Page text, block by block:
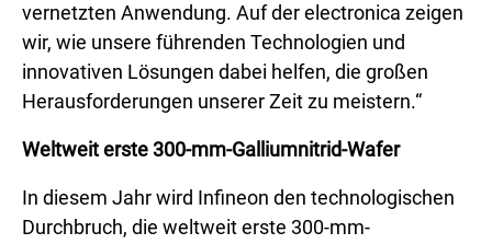
vernetzten Anwendung. Auf der electronica zeigen
wir, wie unsere führenden Technologien und
innovativen Lösungen dabei helfen, die großen
Herausforderungen unserer Zeit zu meistern.“
Weltweit erste 300-mm-Galliumnitrid-Wafer
In diesem Jahr wird Infineon den technologischen
Durchbruch, die weltweit erste 300-mm-